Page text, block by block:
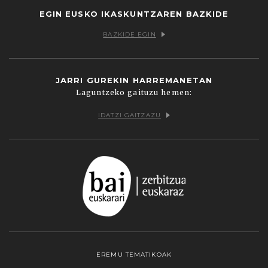
EGIN EUSKO IKASKUNTZAREN BAZKIDE
BAZKIDE EGIN
JARRI GUREKIN HARREMANETAN
Laguntzeko gaituzu hemen:
IDATZI GAITZAZU
EREMU TEMATIKOAK